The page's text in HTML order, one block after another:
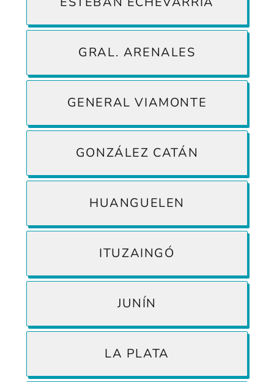
GRAL. ARENALES
GENERAL VIAMONTE
GONZÁLEZ CATÁN
HUANGUELEN
ITUZAINGÓ
JUNÍN
LA PLATA